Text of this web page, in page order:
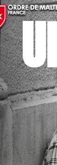
à plusieurs
du
habitants.